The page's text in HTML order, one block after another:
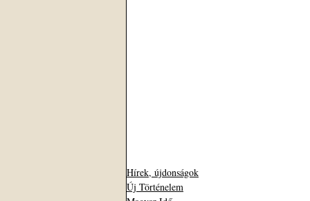
Hírek, újdonságok
Új Történelem